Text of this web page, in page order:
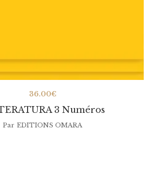
3 Numéros
36.00€
Par EDITIONS OMARA